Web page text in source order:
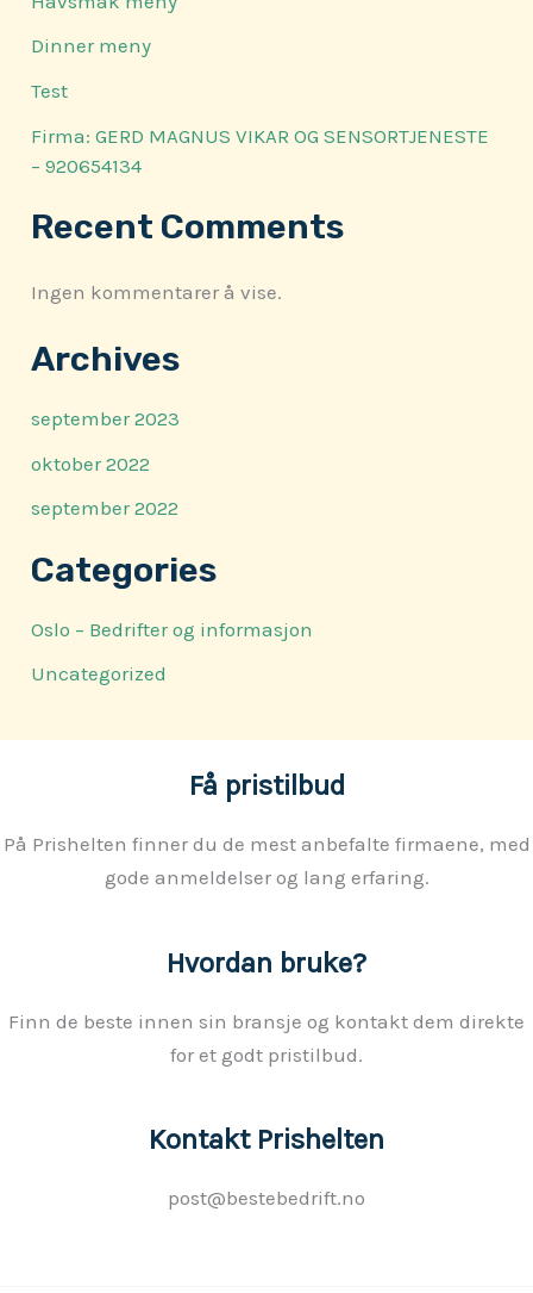
Dinner meny
Test
Firma: GERD MAGNUS VIKAR OG SENSORTJENESTE
– 920654134
Recent Comments
Ingen kommentarer å vise.
Archives
september 2023
oktober 2022
september 2022
Categories
Oslo – Bedrifter og informasjon
Uncategorized
Få pristilbud
På Prishelten finner du de mest anbefalte firmaene, med
gode anmeldelser og lang erfaring.
Hvordan bruke?
Finn de beste innen sin bransje og kontakt dem direkte
for et godt pristilbud.
Kontakt Prishelten
post@bestebedrift.no